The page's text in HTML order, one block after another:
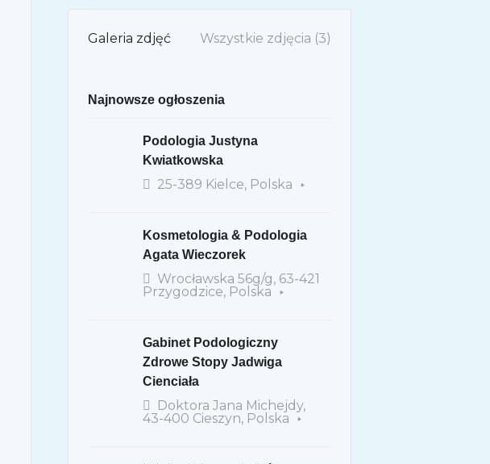
Galeria zdjęć Wszystkie zdjęcia (3)
Najnowsze ogłoszenia
Podologia Justyna
Kwiatkowska
25-389 Kielce, Polska
Kosmetologia & Podologia
Agata Wieczorek
Wrocławska 56g/g, 63-421
Przygodzice, Polska
Gabinet Podologiczny
Zdrowe Stopy Jadwiga
Cienciała
Doktora Jana Michejdy,
43-400 Cieszyn, Polska